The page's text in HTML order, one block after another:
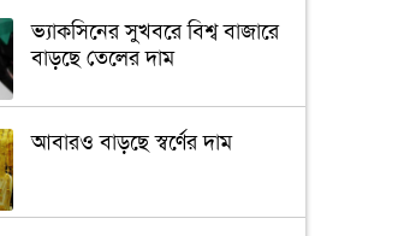
ভ্যাকসিনের সুখবরে বিশ্ব বাজারে
বাড়ছে তেলের দাম
আবারও বাড়ছে স্বর্ণের দাম